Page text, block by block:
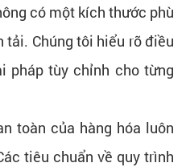
có một kích thước phù
tải. Chúng tôi hiểu rõ điều
pháp tùy chỉnh cho từng
toàn của hàng hóa luôn
tiêu chuẩn về quy trình